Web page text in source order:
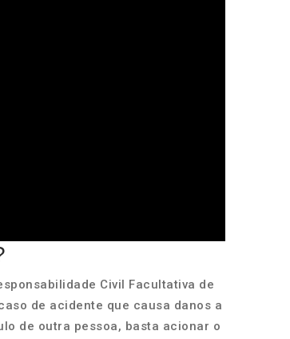
Civil Facultativa de
de acidente que causa danos a
de outra pessoa, basta acionar o